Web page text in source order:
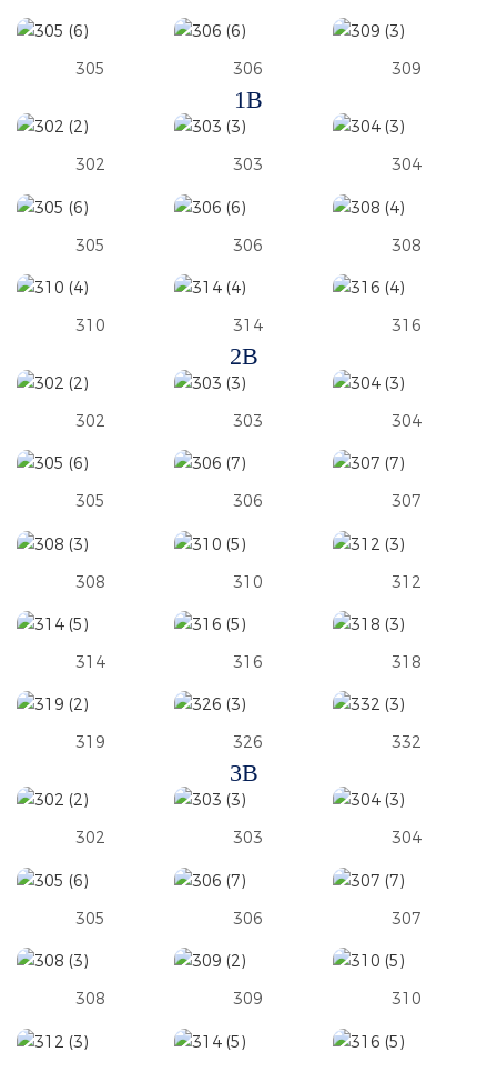
305 306 309
1B
302 303 304
305 306 308
310 314 316
2B
302 303 304
305 306 307
308 310 312
314 316 318
319 326 332
3B
302 303 304
305 306 307
308 309 310